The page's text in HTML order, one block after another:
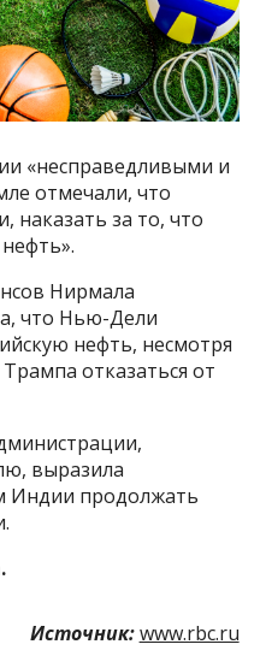
«несправедливыми и
отмечали, что
наказать за то, что
Нирмала
что Нью-Дели
нефть, несмотря
отказаться от
выразила
Индии продолжать
Источник: www.rbc.ru